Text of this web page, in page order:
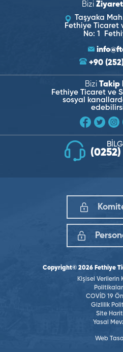
Bizi
Taşyaka
Fethiye Ticaret
No: 1
+90
Bizi Takip
Fethiye Ticaret ve
sosyal
(0252)
Copyright© 2026 Fethiye
Kişisel Verilerin
COVİD 19
Gizlilik
Site
Yasal
Web